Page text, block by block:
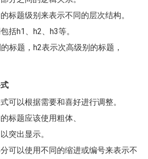
标题级别来表示不同的层次结构。
括h1、h2、h3等。
标题，h2表示次高级别的标题，
可以根据需要和喜好进行调整。
标题应该使用粗体、
突出显示。
可以使用不同的缩进或编号来表示不